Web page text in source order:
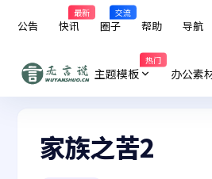
公告 快讯
最新
圈子
交流
帮助 导航
主题模板
热门
办公素
家族之苦2